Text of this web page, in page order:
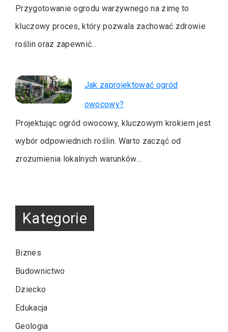
Przygotowanie ogrodu warzywnego na zimę to
kluczowy proces, który pozwala zachować zdrowie
roślin oraz zapewnić…
Jak zaprojektować ogród
owocowy?
Projektując ogród owocowy, kluczowym krokiem jest
wybór odpowiednich roślin. Warto zacząć od
zrozumienia lokalnych warunków…
Kategorie
Biznes
Budownictwo
Dziecko
Edukacja
Geologia